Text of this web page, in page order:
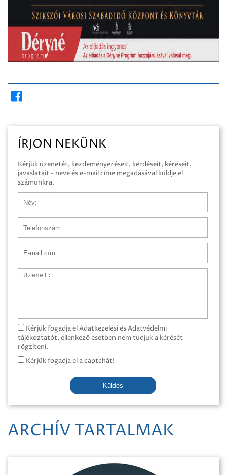
ÍRJON NEKÜNK
Kérjük üzenetét, kezdeményezéseit, kérdéseit, kéréseit,
javaslatait - neve és e-mail címe megadásával küldje el
számunkra.
Üzenet
Kérjük fogadja el Adatkezelési és Adatvédelmi
tájékoztatót, ellenkező esetben nem tudjuk a kérését
rögzíteni.
Kérjük fogadja el a captchát!
Küldés
ARCHÍV TARTALMAK